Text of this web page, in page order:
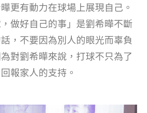
更有動力在球場上展現自己。
，做好自己的事」是劉希曄不斷
，不要因為別人的眼光而辜負
對劉希曄來說，打球不只為了
報家人的支持。